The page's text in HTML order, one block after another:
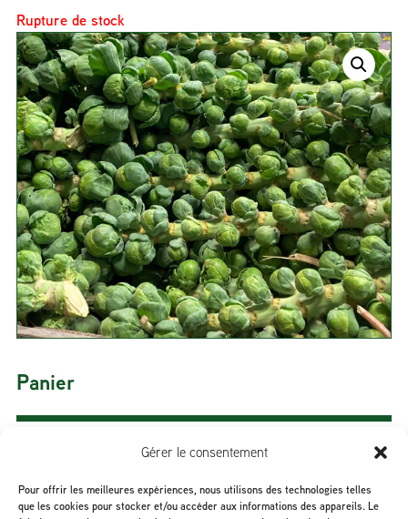
Gérer le consentement
Pour offrir les meilleures expériences, nous utilisons des technologies telles
que les cookies pour stocker et/ou accéder aux informations des appareils. Le
Rupture de stock
Panier
Sous-total :0,00$